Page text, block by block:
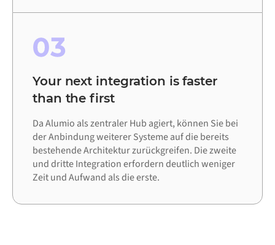
03
Your next integration is faster
than the first
Da Alumio als zentraler Hub agiert, können Sie bei
der Anbindung weiterer Systeme auf die bereits
bestehende Architektur zurückgreifen. Die zweite
und dritte Integration erfordern deutlich weniger
Zeit und Aufwand als die erste.